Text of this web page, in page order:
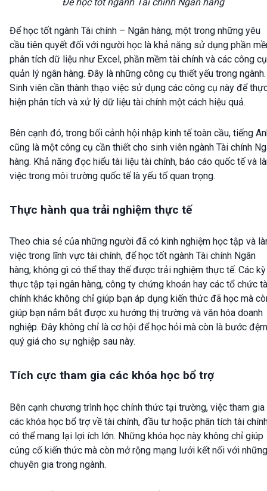
Để học tốt ngành Tài chính – Ngân hàng, một trong những yêu
cầu tiên quyết đối với người học là khả năng sử dụng phần
phân tích dữ liệu như Excel, phần mềm tài chính và các công cụ
quản lý ngân hàng. Đây là những công cụ thiết yếu trong ngành.
Sinh viên cần thành thạo việc sử dụng các công cụ này để
hiện phân tích và xử lý dữ liệu tài chính một cách hiệu quả.
Bên cạnh đó, trong bối cảnh hội nhập kinh tế toàn cầu, tiếng
cũng là một công cụ cần thiết cho sinh viên ngành Tài chính
hàng. Khả năng đọc hiểu tài liệu tài chính, báo cáo quốc tế và
việc trong môi trường quốc tế là yếu tố quan trọng.
Thực hành qua trải nghiệm thực tế
Theo chia sẻ của những người đã có kinh nghiệm học tập và
việc trong lĩnh vực tài chính, để học tốt ngành Tài chính Ngân
hàng, không gì có thể thay thế được trải nghiệm thực tế. Các kỳ
thực tập tại ngân hàng, công ty chứng khoán hay các tổ chức
chính khác không chỉ giúp bạn áp dụng kiến thức đã học mà
giúp bạn nắm bắt được xu hướng thị trường và văn hóa doanh
nghiệp. Đây không chỉ là cơ hội để học hỏi mà còn là bước đệm
quý giá cho sự nghiệp sau này.
Tích cực tham gia các khóa học bổ trợ
Bên cạnh chương trình học chính thức tại trường, việc tham gia
các khóa học bổ trợ về tài chính, đầu tư hoặc phân tích tài
có thể mang lại lợi ích lớn. Những khóa học này không chỉ giúp
củng cố kiến thức mà còn mở rộng mạng lưới kết nối với những
chuyên gia trong ngành.